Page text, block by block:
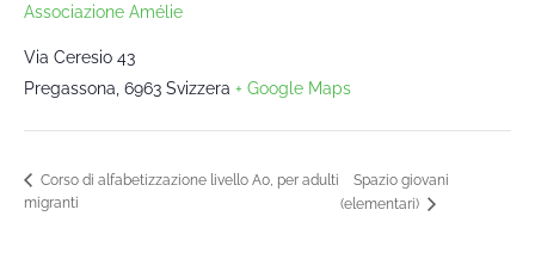
Associazione Amélie
Via Ceresio 43
Pregassona 6963 Svizzera + Google Maps
Corso di alfabetizzazione livello A0, per adulti
migranti
Spazio giovani
(elementari)